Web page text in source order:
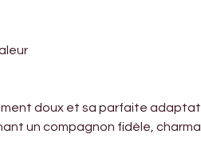
doux et sa parfaite
un compagnon fidèle,